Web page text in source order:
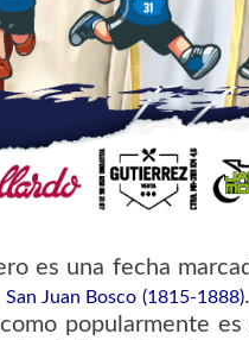
es una fecha
San Juan Bosco (1815-1888)
popularmente